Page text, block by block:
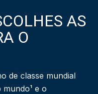
AS
O
de classe mundial
e o